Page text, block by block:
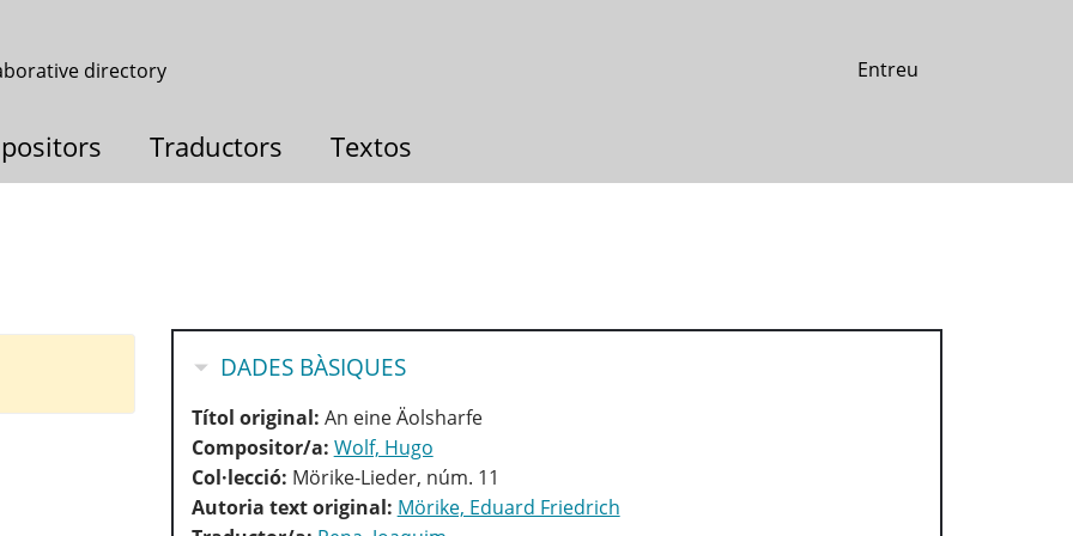
directory Entreu
Traductors Textos
HIDE
DADES BÀSIQUES
Títol original: An eine Äolsharfe
Compositor/a: Wolf, Hugo
Col·lecció: Mörike-Lieder, núm. 11
Autoria text original: Mörike, Eduard Friedrich